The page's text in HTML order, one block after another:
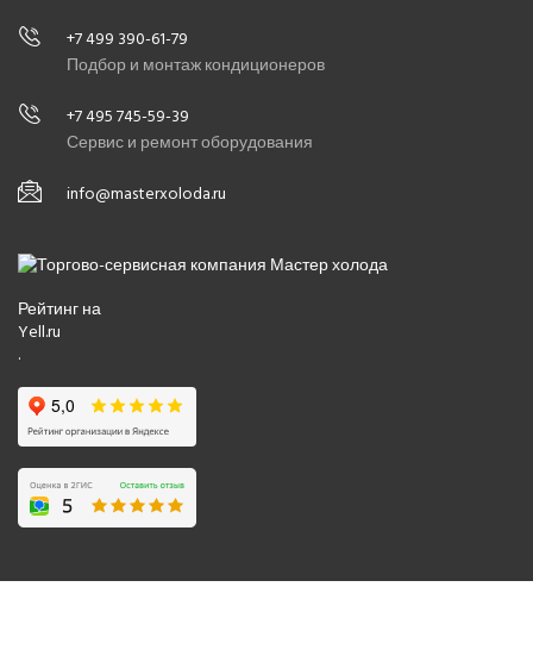
+7 499 390-61-79
Подбор и монтаж кондиционеров
+7 495 745-59-39
Сервис и ремонт оборудования
info@masterxoloda.ru
Рейтинг на
Yell.ru
.